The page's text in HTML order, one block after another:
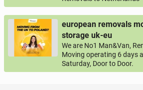
european removals
storage uk-eu
We are No1 Man&Van,
Moving operating 6 days
Saturday, Door to Door.